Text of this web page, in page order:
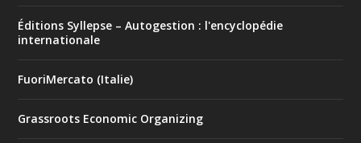
Éditions Syllepse – Autogestion : l'encyclopédie
internationale
FuoriMercato (Italie)
Grassroots Economic Organizing